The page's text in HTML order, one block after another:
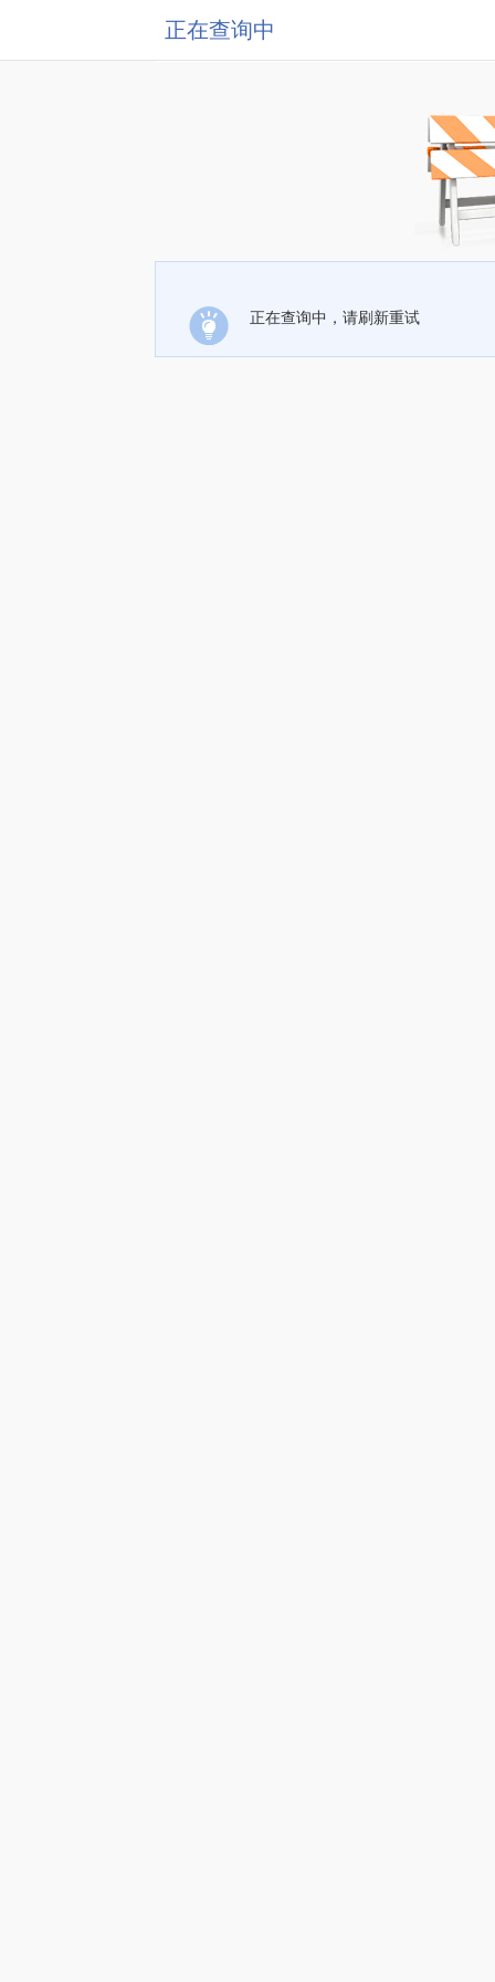
正在查询中
正在查询中，请刷新重试